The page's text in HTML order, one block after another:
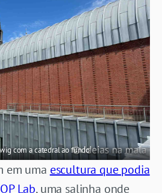
com a catedral ao fundo
em uma escultura que podia
Lab, uma salinha onde